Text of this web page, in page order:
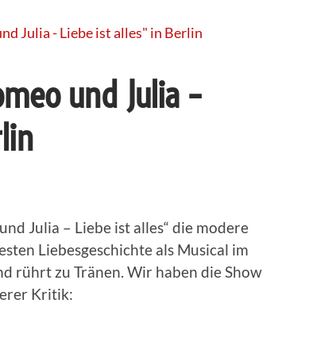
und Julia –
Julia – Liebe ist alles“ die modere
Liebesgeschichte als Musical im
rührt zu Tränen. Wir haben die Show
Kritik: